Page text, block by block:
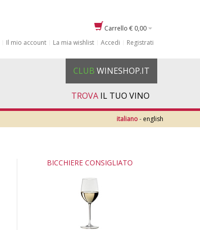
Carrello € 0,00
Il mio account La mia wishlist Accedi Registrati
CLUB WINESHOP.IT
TROVA IL TUO VINO
- english
italiano
BICCHIERE CONSIGLIATO